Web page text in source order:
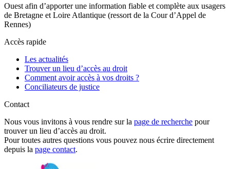
Ouest afin d’apporter une information fiable et complète aux usagers
de Bretagne et Loire Atlantique (ressort de la Cour d’Appel de
Rennes)
Accès rapide
Les actualités
Trouver un lieu d’accès au droit
Comment avoir accès à vos droits ?
Conciliateurs de justice
Contact
Nous vous invitons à vous rendre sur la page de recherche pour
trouver un lieu d’accès au droit.
Pour toutes autres questions vous pouvez nous écrire directement
depuis la page contact.